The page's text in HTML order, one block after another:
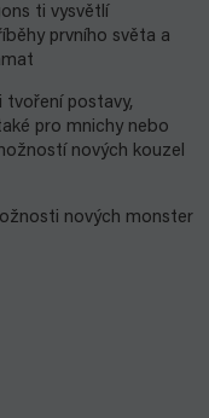
ti vysvětlí
prvního světa a
tvoření postavy,
pro mnichy nebo
nových kouzel
nových monster